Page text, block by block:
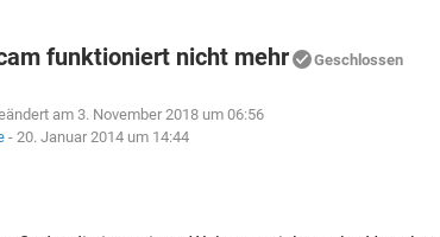
funktioniert nicht mehr Geschlossen
am 3. November 2018 um 06:56
- 20. Januar 2014 um 14:44